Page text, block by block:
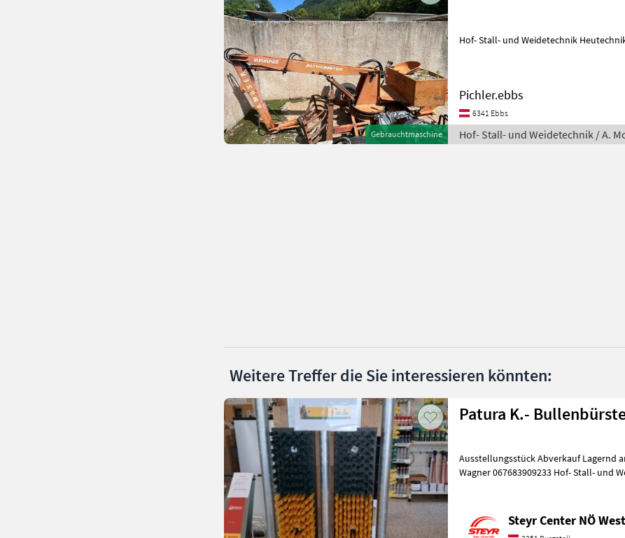
Gebrauchtmaschine
Hof- Stall- und Weidetechnik
Pichler.ebbs
6341 Ebbs
Hof- Stall- und Weidetechnik / A.
Weitere Treffer die Sie interessieren könnten:
Patura K.-
Ausstellungsstück Abverkauf Lagernd
Wagner 067683909233 Hof- Stall- und
Steyr Center NÖ West